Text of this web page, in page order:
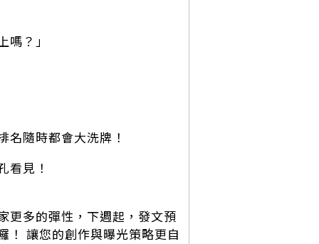
？」
隨時都會大洗牌！
看見！
更多的彈性，下週起，發文預
！ 讓您的創作與曝光策略更自